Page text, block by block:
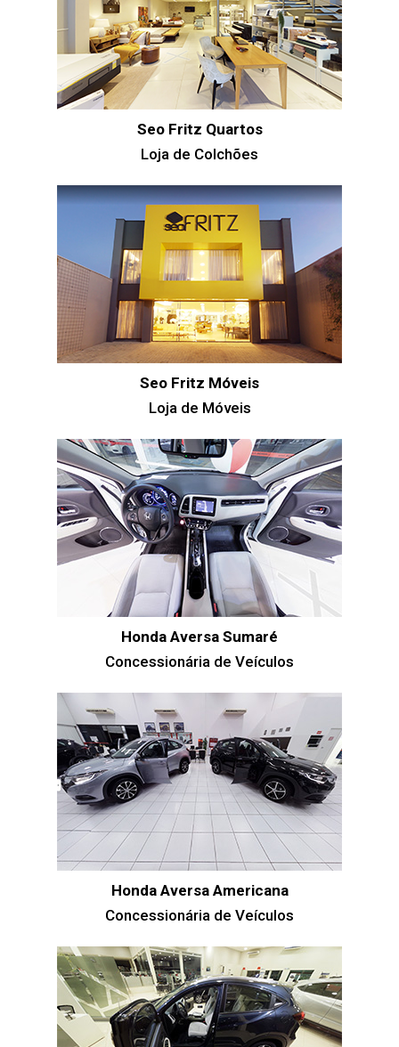
Seo Fritz Quartos
Loja de Colchões
Seo Fritz Móveis
Loja de Móveis
Honda Aversa Sumaré
Concessionária de Veículos
Honda Aversa Americana
Concessionária de Veículos